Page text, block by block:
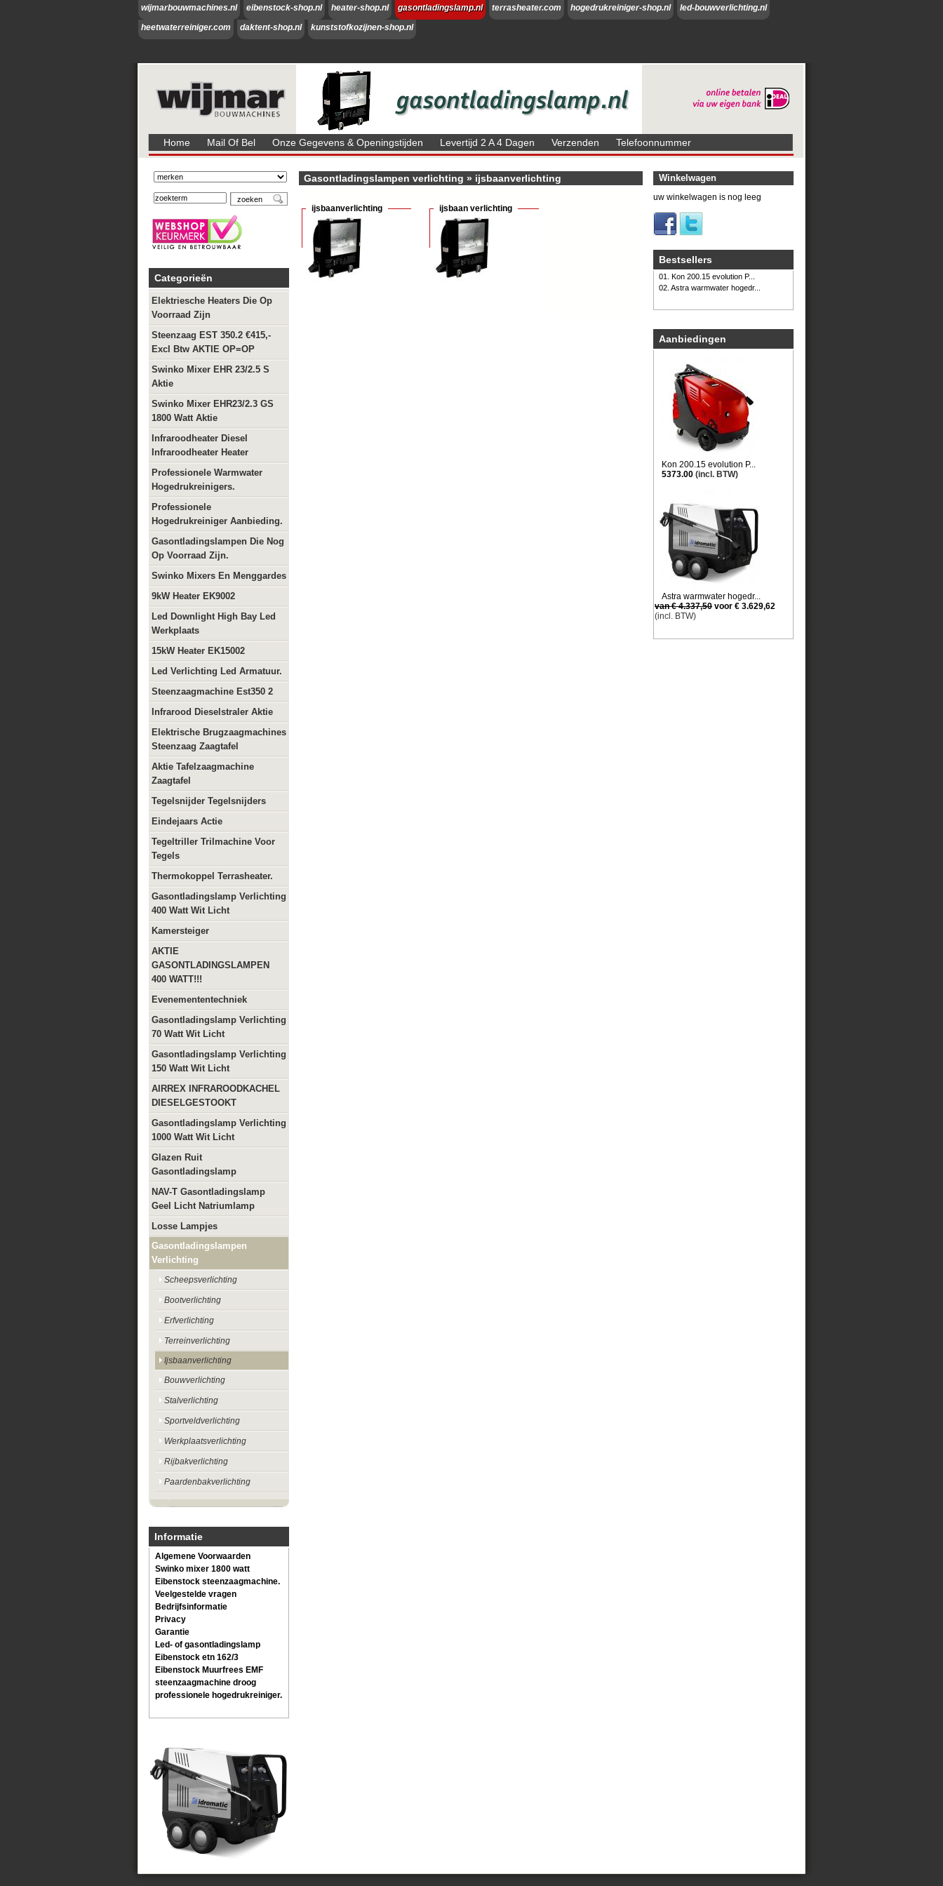
wijmarbouwmachines.nl eibenstock-shop.nl heater-shop.nl gasontladingslamp.nl terrasheater.com hogedrukreiniger-shop.nl
led-bouwverlichting.nl
heetwaterreiniger.com
daktent-shop.nl kunststofkozijnen-shop.nl
Home Mail Of Bel Onze Gegevens & Openingstijden Levertijd 2 A 4 Dagen Verzenden Telefoonnummer
Categorieën
Elektriesche Heaters Die Op
Voorraad Zijn
Steenzaag EST 350.2 €415,-
Excl Btw AKTIE OP=OP
Swinko Mixer EHR 23/2.5 S
Aktie
Swinko Mixer EHR23/2.3 GS
1800 Watt Aktie
Infraroodheater Diesel
Infraroodheater Heater
Professionele Warmwater
Hogedrukreinigers.
Professionele
Hogedrukreiniger Aanbieding.
Gasontladingslampen Die Nog
Op Voorraad Zijn.
Swinko Mixers En Menggardes
9kW Heater EK9002
Led Downlight High Bay Led
Werkplaats
15kW Heater EK15002
Led Verlichting Led Armatuur.
Steenzaagmachine Est350 2
Infrarood Dieselstraler Aktie
Elektrische Brugzaagmachines
Steenzaag Zaagtafel
Aktie Tafelzaagmachine
Zaagtafel
Tegelsnijder Tegelsnijders
Eindejaars Actie
Tegeltriller Trilmachine Voor
Tegels
Thermokoppel Terrasheater.
Gasontladingslamp Verlichting
400 Watt Wit Licht
Kamersteiger
AKTIE
GASONTLADINGSLAMPEN
400 WATT!!!
Evenemententechniek
Gasontladingslamp Verlichting
70 Watt Wit Licht
Gasontladingslamp Verlichting
150 Watt Wit Licht
AIRREX INFRAROODKACHEL
DIESELGESTOOKT
Gasontladingslamp Verlichting
1000 Watt Wit Licht
Glazen Ruit
Gasontladingslamp
NAV-T Gasontladingslamp
Geel Licht Natriumlamp
Losse Lampjes
Gasontladingslampen
Verlichting
Scheepsverlichting
Bootverlichting
Erfverlichting
Terreinverlichting
Ijsbaanverlichting
Bouwverlichting
Stalverlichting
Sportveldverlichting
Werkplaatsverlichting
Rijbakverlichting
Paardenbakverlichting
Informatie
Algemene Voorwaarden
Swinko mixer 1800 watt
Eibenstock steenzaagmachine.
Veelgestelde vragen
Bedrijfsinformatie
Privacy
Garantie
Led- of gasontladingslamp
Eibenstock etn 162/3
Eibenstock Muurfrees EMF
steenzaagmachine droog
professionele hogedrukreiniger.
Gasontladingslampen verlichting » ijsbaanverlichting
ijsbaanverlichting ijsbaan verlichting
Winkelwagen
uw winkelwagen is nog leeg
Bestsellers
01. Kon 200.15 evolution P...
02. Astra warmwater hogedr...
Aanbiedingen
Kon 200.15 evolution P...
5373.00 (incl. BTW)
Astra warmwater hogedr...
van € 4.337,50 voor € 3.629,62
(incl. BTW)